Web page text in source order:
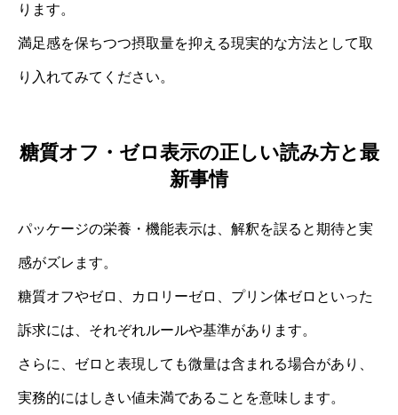
ります。
満足感を保ちつつ摂取量を抑える現実的な方法として取
り入れてみてください。
糖質オフ・ゼロ表示の正しい読み方と最
新事情
パッケージの栄養・機能表示は、解釈を誤ると期待と実
感がズレます。
糖質オフやゼロ、カロリーゼロ、プリン体ゼロといった
訴求には、それぞれルールや基準があります。
さらに、ゼロと表現しても微量は含まれる場合があり、
実務的にはしきい値未満であることを意味します。